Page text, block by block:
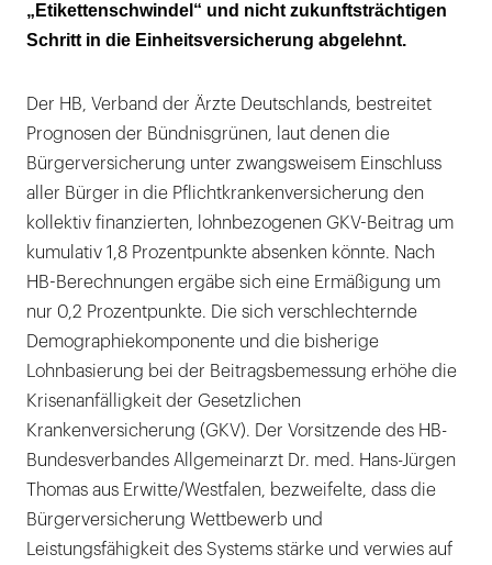
„Etikettenschwindel“ und nicht zukunftsträchtigen
Schritt in die Einheitsversicherung abgelehnt.
Der HB, Verband der Ärzte Deutschlands, bestreitet
Prognosen der Bündnisgrünen, laut denen die
Bürgerversicherung unter zwangsweisem Einschluss
aller Bürger in die Pflichtkrankenversicherung den
kollektiv finanzierten, lohnbezogenen GKV-Beitrag um
kumulativ 1,8 Prozentpunkte absenken könnte. Nach
HB-Berechnungen ergäbe sich eine Ermäßigung um
nur 0,2 Prozentpunkte. Die sich verschlechternde
Demographiekomponente und die bisherige
Lohnbasierung bei der Beitragsbemessung erhöhe die
Krisenanfälligkeit der Gesetzlichen
Krankenversicherung (GKV). Der Vorsitzende des HB-
Bundesverbandes Allgemeinarzt Dr. med. Hans-Jürgen
Thomas aus Erwitte/Westfalen, bezweifelte, dass die
Bürgerversicherung Wettbewerb und
Leistungsfähigkeit des Systems stärke und verwies auf